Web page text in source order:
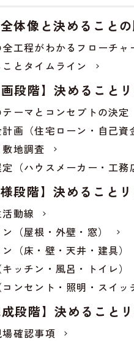
体像と決めること
工程がわかるフローチャ
とタイムライン
画段階】決めること
ーマとコンセプトの決定
画（住宅ローン・自己資
地調査
（ハウスメーカー・工務
様段階】決めること
動線
（屋根・外壁・窓）
（床・壁・天井・建具）
ッチン・風呂・トイレ）
ンセント・照明・スイッ
成段階】決めること
確認事項